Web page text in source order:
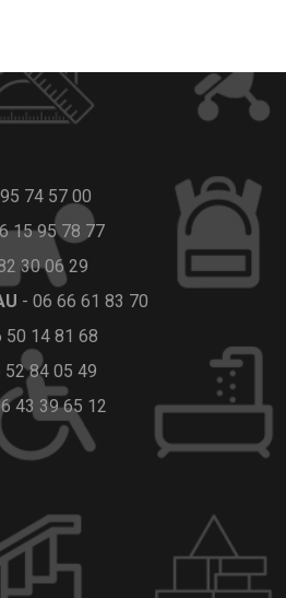
74 57 00
15 95 78 77
30 06 29
- 06 66 61 83 70
50 14 81 68
52 84 05 49
43 39 65 12